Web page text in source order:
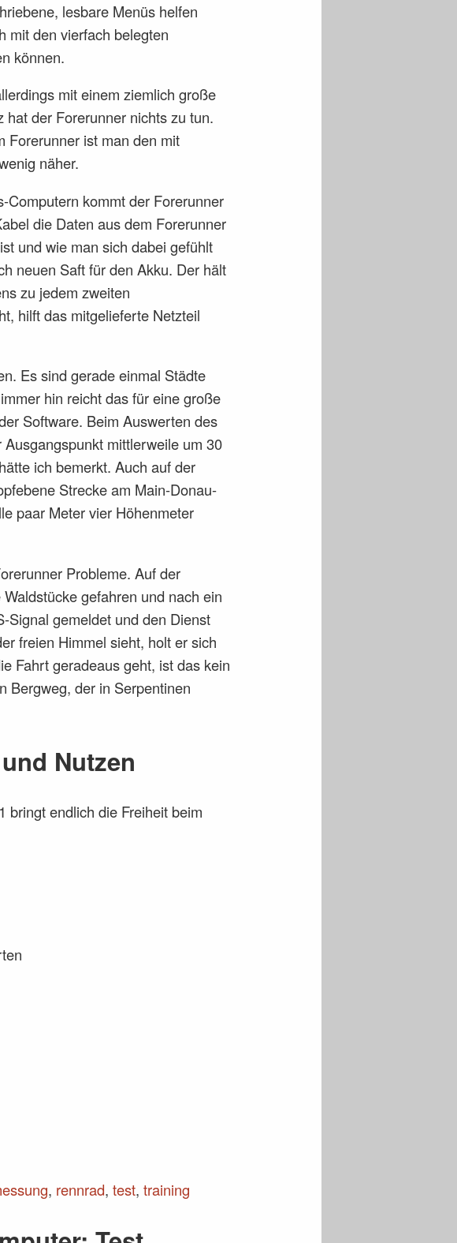
lesbare Menüs helfen
mit den vierfach belegten
können.
mit einem ziemlich große
der Forerunner nichts zu tun.
Forerunner ist man den mit
näher.
kommt der Forerunner
die Daten aus dem Forerunner
und wie man sich dabei gefühlt
neuen Saft für den Akku. Der hält
zu jedem zweiten
hilft das mitgelieferte Netzteil
Es sind gerade einmal Städte
hin reicht das für eine große
Software. Beim Auswerten des
mittlerweile um 30
ich bemerkt. Auch auf der
Strecke am Main-Donau-
paar Meter vier Höhenmeter
Probleme. Auf der
gefahren und nach ein
Signal gemeldet und den Dienst
freien Himmel sieht, holt er sich
Fahrt geradeaus geht, ist das kein
Bergweg, der in Serpentinen
Nutzen
bringt endlich die Freiheit beim
, rennrad, test, training